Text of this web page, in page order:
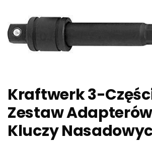
Kraftwerk 3-
Zestaw
Kluczy